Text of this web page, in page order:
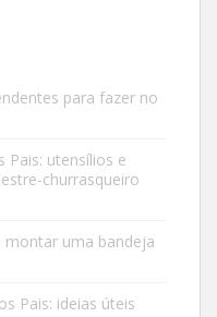
para fazer no
Pais: utensílios e
churrasqueiro
montar uma bandeja
Pais: ideias úteis